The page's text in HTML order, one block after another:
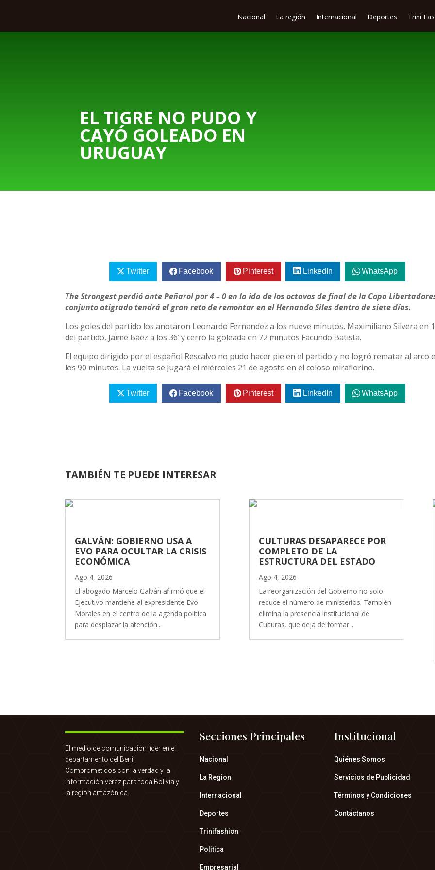
Nacional La región Internacional Deportes Trini
EL TIGRE NO PUDO Y
CAYÓ GOLEADO EN
URUGUAY
Twitter Facebook Pinterest LinkedIn WhatsApp
The Strongest perdió ante Peñarol por 4 – 0 en la ida de los octavos de final de la Copa
conjunto atigrado tendrá el gran reto de remontar en el Hernando Siles dentro de siete días.
Los goles del partido los anotaron Leonardo Fernandez a los nueve minutos, Maximiliano Silvera en
del partido, Jaime Báez a los 36’ y cerró la goleada en 72 minutos Facundo Batista.
El equipo dirigido por el español Rescalvo no pudo hacer pie en el partido y no logró rematar al arco
los 90 minutos. La vuelta se jugará el miércoles 21 de agosto en el coloso miraflorino.
Twitter Facebook Pinterest LinkedIn WhatsApp
TAMBIÉN TE PUEDE INTERESAR
GALVÁN: GOBIERNO USA A
EVO PARA OCULTAR LA CRISIS
ECONÓMICA
Ago 4, 2026
El abogado Marcelo Galván afirmó que el
Ejecutivo mantiene al expresidente Evo
Morales en el centro de la agenda política
para desplazar la atención...
CULTURAS DESAPARECE POR
COMPLETO DE LA
ESTRUCTURA DEL ESTADO
Ago 4, 2026
La reorganización del Gobierno no solo
reduce el número de ministerios. También
elimina la presencia institucional de
Culturas, que deja de formar...
El medio de comunicación líder en el
departamento del Beni.
Comprometidos con la verdad y la
información veraz para toda Bolivia y
la región amazónica.
Secciones Principales
Nacional
La Region
Internacional
Deportes
Trinifashion
Politica
Empresarial
Institucional
Quiénes Somos
Servicios de Publicidad
Términos y Condiciones
Contáctanos